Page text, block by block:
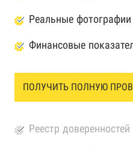
Реальные фотографии
Финансовые
ПОЛУЧИТЬ ПОЛНУЮ
Реестр доверенностей